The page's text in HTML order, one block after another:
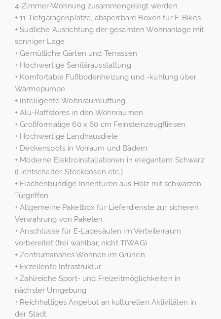
4-Zimmer-Wohnung zusammengelegt werden
+ 11 Tiefgaragenplätze, absperrbare Boxen für E-Bikes
+ Südliche Ausrichtung der gesamten Wohnanlage mit
sonniger Lage
+ Gemütliche Gärten und Terrassen
+ Hochwertige Sanitärausstattung
+ Komfortable Fußbodenheizung und -kühlung über
Wärmepumpe
+ Intelligente Wohnraumlüftung
+ Alu-Raffstores in den Wohnräumen
+ Großformatige 60 x 60 cm Feinsteinzeugfliesen
+ Hochwertige Landhausdiele
+ Deckenspots in Vorraum und Bädern
+ Moderne Elektroinstallationen in elegantem Schwarz
(Lichtschalter, Steckdosen etc.)
+ Flächenbündige Innentüren aus Holz mit schwarzen
Türgriffen
+ Allgemeine Paketbox für Lieferdienste zur sicheren
Verwahrung von Paketen
+ Anschlüsse für E-Ladesäulen im Verteilerraum
vorbereitet (frei wählbar, nicht TIWAG)
+ Zentrumsnahes Wohnen im Grünen
+ Exzellente Infrastruktur
+ Zahlreiche Sport- und Freizeitmöglichkeiten in
nächster Umgebung
+ Reichhaltiges Angebot an kulturellen Aktivitäten in
der Stadt